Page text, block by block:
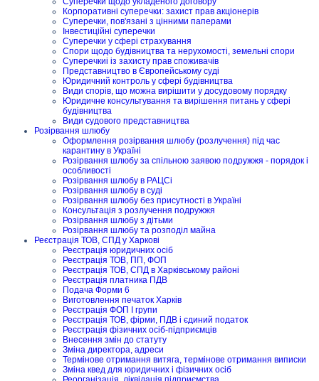
Корпоративні суперечки: захист прав акціонерів
Суперечки, пов'язані з цінними паперами
Інвестиційні суперечки
Суперечки у сфері страхування
Спори щодо будівництва та нерухомості, земельні спори
Суперечкиі із захисту прав споживачів
Представництво в Європейському суді
Юридичний контроль у сфері будівництва
Види спорів, що можна вирішити у досудовому порядку
Юридичне консультування та вирішення питань у сфері
будівництва
Види судового представництва
Розірвання шлюбу
Оформлення розірвання шлюбу (розлучення) під час
карантину в Україні
Розірвання шлюбу за спільною заявою подружжя - порядок і
особливості
Розірвання шлюбу в РАЦСі
Розірвання шлюбу в суді
Розірвання шлюбу без присутності в Україні
Консультація з розлучення подружжя
Розірвання шлюбу з дітьми
Розірвання шлюбу та розподіл майна
Реєстрація ТОВ, СПД у Харкові
Реєстрація юридичних осіб
Реєстрація ТОВ, ПП, ФОП
Реєстрація ТОВ, СПД в Харківському районі
Реєстрація платника ПДВ
Подача Форми 6
Виготовлення печаток Харків
Реєстрація ФОП I групи
Реєстрація ТОВ, фірми, ПДВ і єдиний податок
Реєстрація фізичних осіб-підприємців
Внесення змін до статуту
Зміна директора, адреси
Термінове отримання витяга, термінове отримання виписки
Зміна квед для юридичних і фізичних осіб